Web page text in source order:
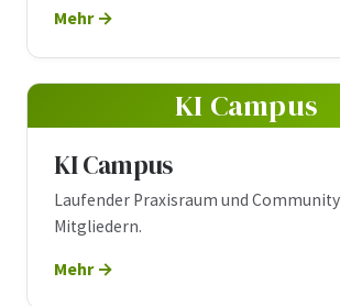
Mehr
KI Campus
KI Campus
Laufender Praxisraum und
Mitgliedern.
Mehr